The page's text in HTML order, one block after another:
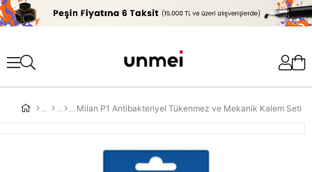
'
Milan P1 Antibakteriyel Tükenmez ve Mekanik Kalem Seti